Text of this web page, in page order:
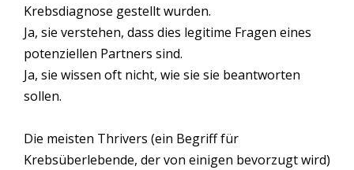
Krebsdiagnose gestellt wurden.
Ja, sie verstehen, dass dies legitime Fragen eines
potenziellen Partners sind.
Ja, sie wissen oft nicht, wie sie sie beantworten
sollen.
Die meisten Thrivers (ein Begriff für
Krebsüberlebende, der von einigen bevorzugt wird)